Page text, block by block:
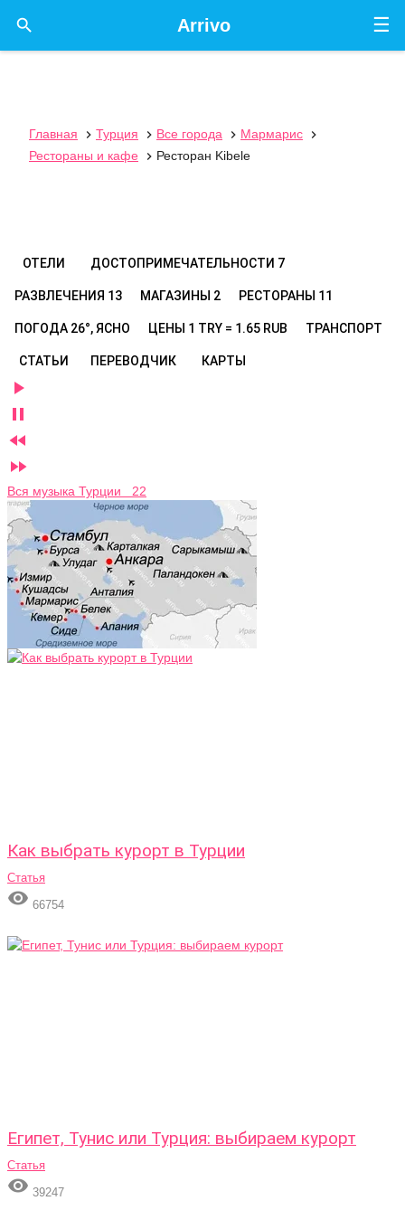
☰
Arrivo

Главная  Турция  Все города  Мармарис

Рестораны и кафе
 Ресторан Kibele
ОТЕЛИ ДОСТОПРИМЕЧАТЕЛЬНОСТИ 7
РАЗВЛЕЧЕНИЯ 13 МАГАЗИНЫ 2 РЕСТОРАНЫ 11
ПОГОДА 26°, ЯСНО ЦЕНЫ 1 TRY = 1.65 RUB ТРАНСПОРТ
СТАТЬИ ПЕРЕВОДЧИК КАРТЫ




Вся музыка Турции 22
Как выбрать курорт в Турции
Статья
 66754
Египет, Тунис или Турция: выбираем курорт
Статья
 39247